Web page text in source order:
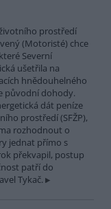
prostředí
(Motoristé) chce
Severní
ušetřila na
hnědouhelného
původní dohody.
dát peníze
prostředí (SFŽP),
rozhodnout o
jednat přímo s
překvapil, postup
patří do
Tykač.